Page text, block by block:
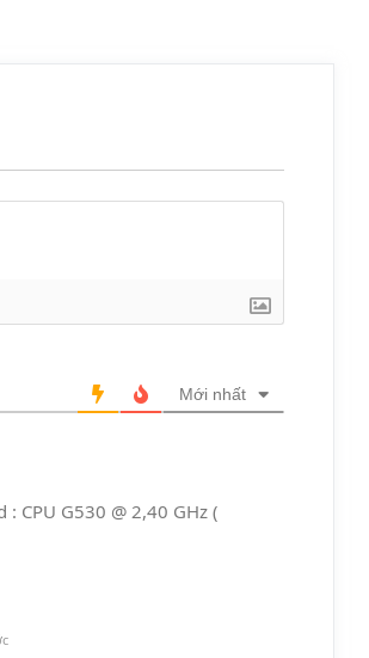
Mới nhất
CPU G530 @ 2,40 GHz (